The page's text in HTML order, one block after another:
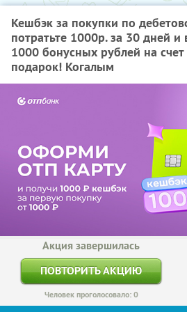
Кешбэк за покупки по
потратьте 1000р. за 30 дней и
1000 бонусных рублей на
подарок! Когалым
Акция завершилась
ПОВТОРИТЬ АКЦИЮ
Человек проголосовало: 0